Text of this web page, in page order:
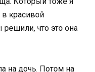
красивой
что это она
на дочь. Потом на